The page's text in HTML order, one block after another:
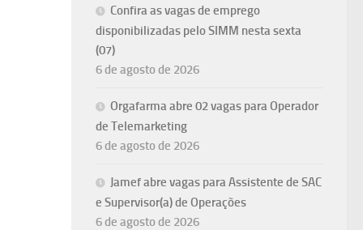
Confira as vagas de emprego
disponibilizadas pelo SIMM nesta sexta
(07)
6 de agosto de 2026
Orgafarma abre 02 vagas para Operador
de Telemarketing
6 de agosto de 2026
Jamef abre vagas para Assistente de SAC
e Supervisor(a) de Operações
6 de agosto de 2026